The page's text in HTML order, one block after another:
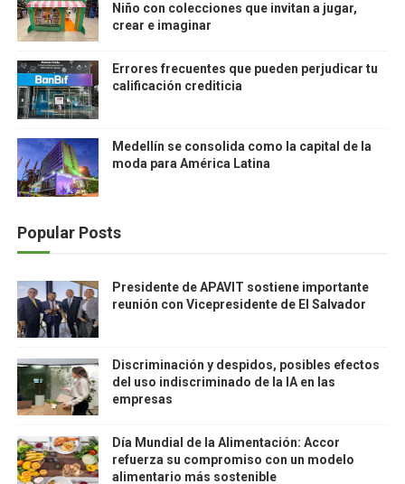
Niño con colecciones que invitan a jugar,
crear e imaginar
Errores frecuentes que pueden perjudicar tu
calificación crediticia
Medellín se consolida como la capital de la
moda para América Latina
Popular Posts
Presidente de APAVIT sostiene importante
reunión con Vicepresidente de El Salvador
Discriminación y despidos, posibles efectos
del uso indiscriminado de la IA en las
empresas
Día Mundial de la Alimentación: Accor
refuerza su compromiso con un modelo
alimentario más sostenible